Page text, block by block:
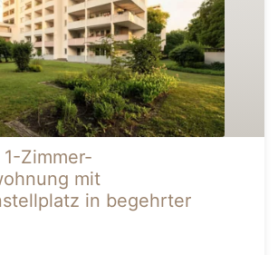
Zimmer-
mit
in begehrter